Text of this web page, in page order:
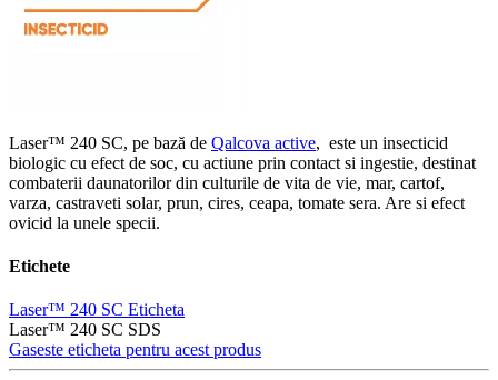
Laser™ 240 SC, pe bază de Qalcova active, este un insecticid
biologic cu efect de soc, cu actiune prin contact si ingestie, destinat
combaterii daunatorilor din culturile de vita de vie, mar, cartof,
varza, castraveti solar, prun, cires, ceapa, tomate sera. Are si efect
ovicid la unele specii.
Etichete
Laser™ 240 SC Eticheta
Laser™ 240 SC SDS
Gaseste eticheta pentru acest produs